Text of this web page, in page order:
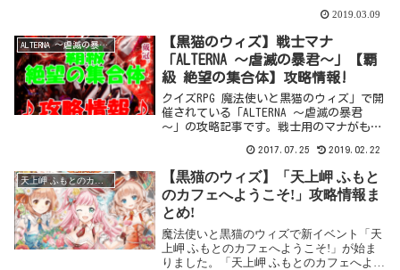
2019年3月現在、階数も30階まで増えてい
ます。今までの「超魔道バーニングタワ
ー」同...
2019.03.09
ALTERNA ～虐滅の暴君～
【黒猫のウィズ】戦士マナ
「ALTERNA ～虐滅の暴君～」【覇
級 絶望の集合体】攻略情報!
クイズRPG 魔法使いと黒猫のウィズ」で開
催されている「ALTERNA ～虐滅の暴君
～」の攻略記事です。戦士用のマナがもら
合体」を攻略します。本クエストは強力プ
レイのような3Dのボス戦になっています。
ま...
2017.07.25 2019.02.22
天上岬 ふもとのカフェへようこそ!
【黒猫のウィズ】「天上岬 ふもと
のカフェへようこそ!」攻略情報ま
とめ!
魔法使いと黒猫のウィズで新イベント「天
上岬 ふもとのカフェへようこそ!」が始ま
りました。「天上岬 ふもとのカフェへよう